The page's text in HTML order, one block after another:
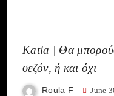
Katla | Θα
σεζόν, ή και όχι
Roula F June